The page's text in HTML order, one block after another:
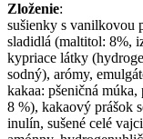
Zloženie:
sušienky s vanilkovou
sladidlá (maltitol: 8%,
kypriace látky
sodný), arómy,
kakaa: pšeničná
8 %), kakaový prášok
inulín, sušené celé